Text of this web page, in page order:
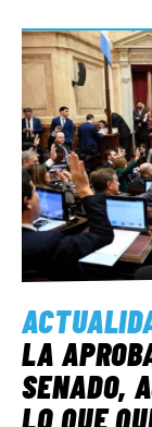
LA
SENADO,
LO QUE